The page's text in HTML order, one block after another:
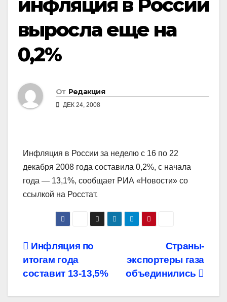
выросла еще на
0,2%
От Редакция
ДЕК 24, 2008
Инфляция в России за неделю с 16 по 22
декабря 2008 года составила 0,2%, с начала
года — 13,1%, сообщает РИА «Новости» со
ссылкой на Росстат.
Навигация
по
записям
Страны-
экспортеры газа
объединились
Инфляция по
итогам года
составит 13-13,5%